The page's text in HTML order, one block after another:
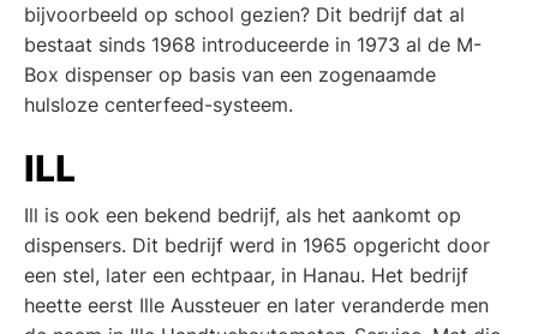
bijvoorbeeld op school gezien? Dit bedrijf dat al
bestaat sinds 1968 introduceerde in 1973 al de M-
Box dispenser op basis van een zogenaamde
hulsloze centerfeed-systeem.
ILL
Ill is ook een bekend bedrijf, als het aankomt op
dispensers. Dit bedrijf werd in 1965 opgericht door
een stel, later een echtpaar, in Hanau. Het bedrijf
heette eerst Ille Aussteuer en later veranderde men